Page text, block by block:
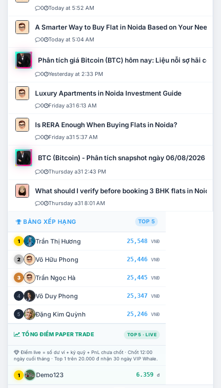
0 Today at 5:52 AM
A Smarter Way to Buy Flat in Noida Based on Your Needs
0 Today at 5:04 AM
Phân tích giá Bitcoin (BTC) hôm nay: Liệu nỗi sợ hãi có
0 Yesterday at 2:33 PM
Luxury Apartments in Noida Investment Guide
0 Friday a31 6:13 AM
Is RERA Enough When Buying Flats in Noida?
0 Friday a31 5:37 AM
BTC (Bitcoin) - Phân tích snapshot ngày 06/08/2026
0 Thursday a31 2:43 PM
What should I verify before booking 3 BHK flats in Noida?
0 Thursday a31 8:01 AM
BẢNG XẾP HẠNG TOP 5
1 Trần Thị Hương 25,548 VNĐ
2 Võ Hữu Phong 25,446 VNĐ
3 Trần Ngọc Hà 25,445 VNĐ
4 Võ Duy Phong 25,347 VNĐ
5 Đặng Kim Quỳnh 25,246 VNĐ
TỔNG ĐIỂM PAPER TRADE TOP 5 · LIVE
Điểm live = số dư ví + ký quỹ + PnL chưa chốt · Chốt 12:00
ngày cuối tháng · Top 1 trên 20.000 đ nhận 30 ngày VIP Whale.
1 Demo123 6.359 đ